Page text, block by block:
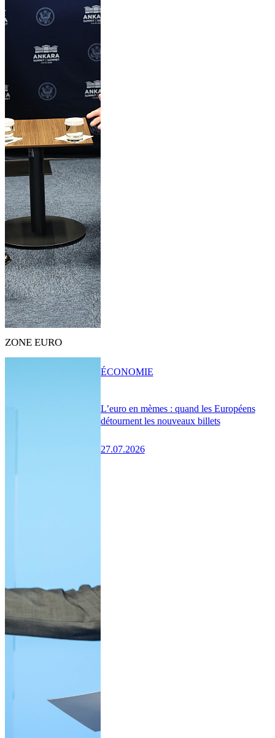
ZONE EURO
L’euro en mèmes : quand les Européens
détournent les nouveaux billets
27.07.2026
ÉCONOMIE